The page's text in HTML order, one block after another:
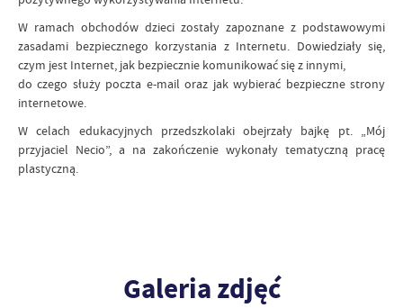
W ramach obchodów dzieci zostały zapoznane z podstawowymi
zasadami bezpiecznego korzystania z Internetu. Dowiedziały się,
czym jest Internet, jak bezpiecznie komunikować się z innymi,
do czego służy poczta e-mail oraz jak wybierać bezpieczne strony
internetowe.
W celach edukacyjnych przedszkolaki obejrzały bajkę pt. „Mój
przyjaciel Necio”, a na zakończenie wykonały tematyczną pracę
plastyczną.
Galeria zdjęć